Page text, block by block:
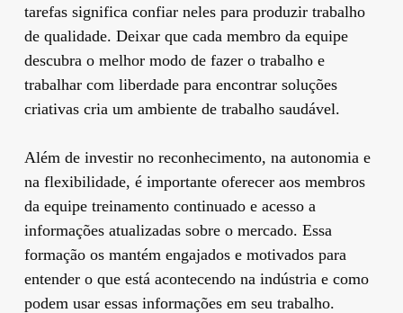
tarefas significa confiar neles para produzir trabalho
de qualidade. Deixar que cada membro da equipe
descubra o melhor modo de fazer o trabalho e
trabalhar com liberdade para encontrar soluções
criativas cria um ambiente de trabalho saudável.
Além de investir no reconhecimento, na autonomia e
na flexibilidade, é importante oferecer aos membros
da equipe treinamento continuado e acesso a
informações atualizadas sobre o mercado. Essa
formação os mantém engajados e motivados para
entender o que está acontecendo na indústria e como
podem usar essas informações em seu trabalho.